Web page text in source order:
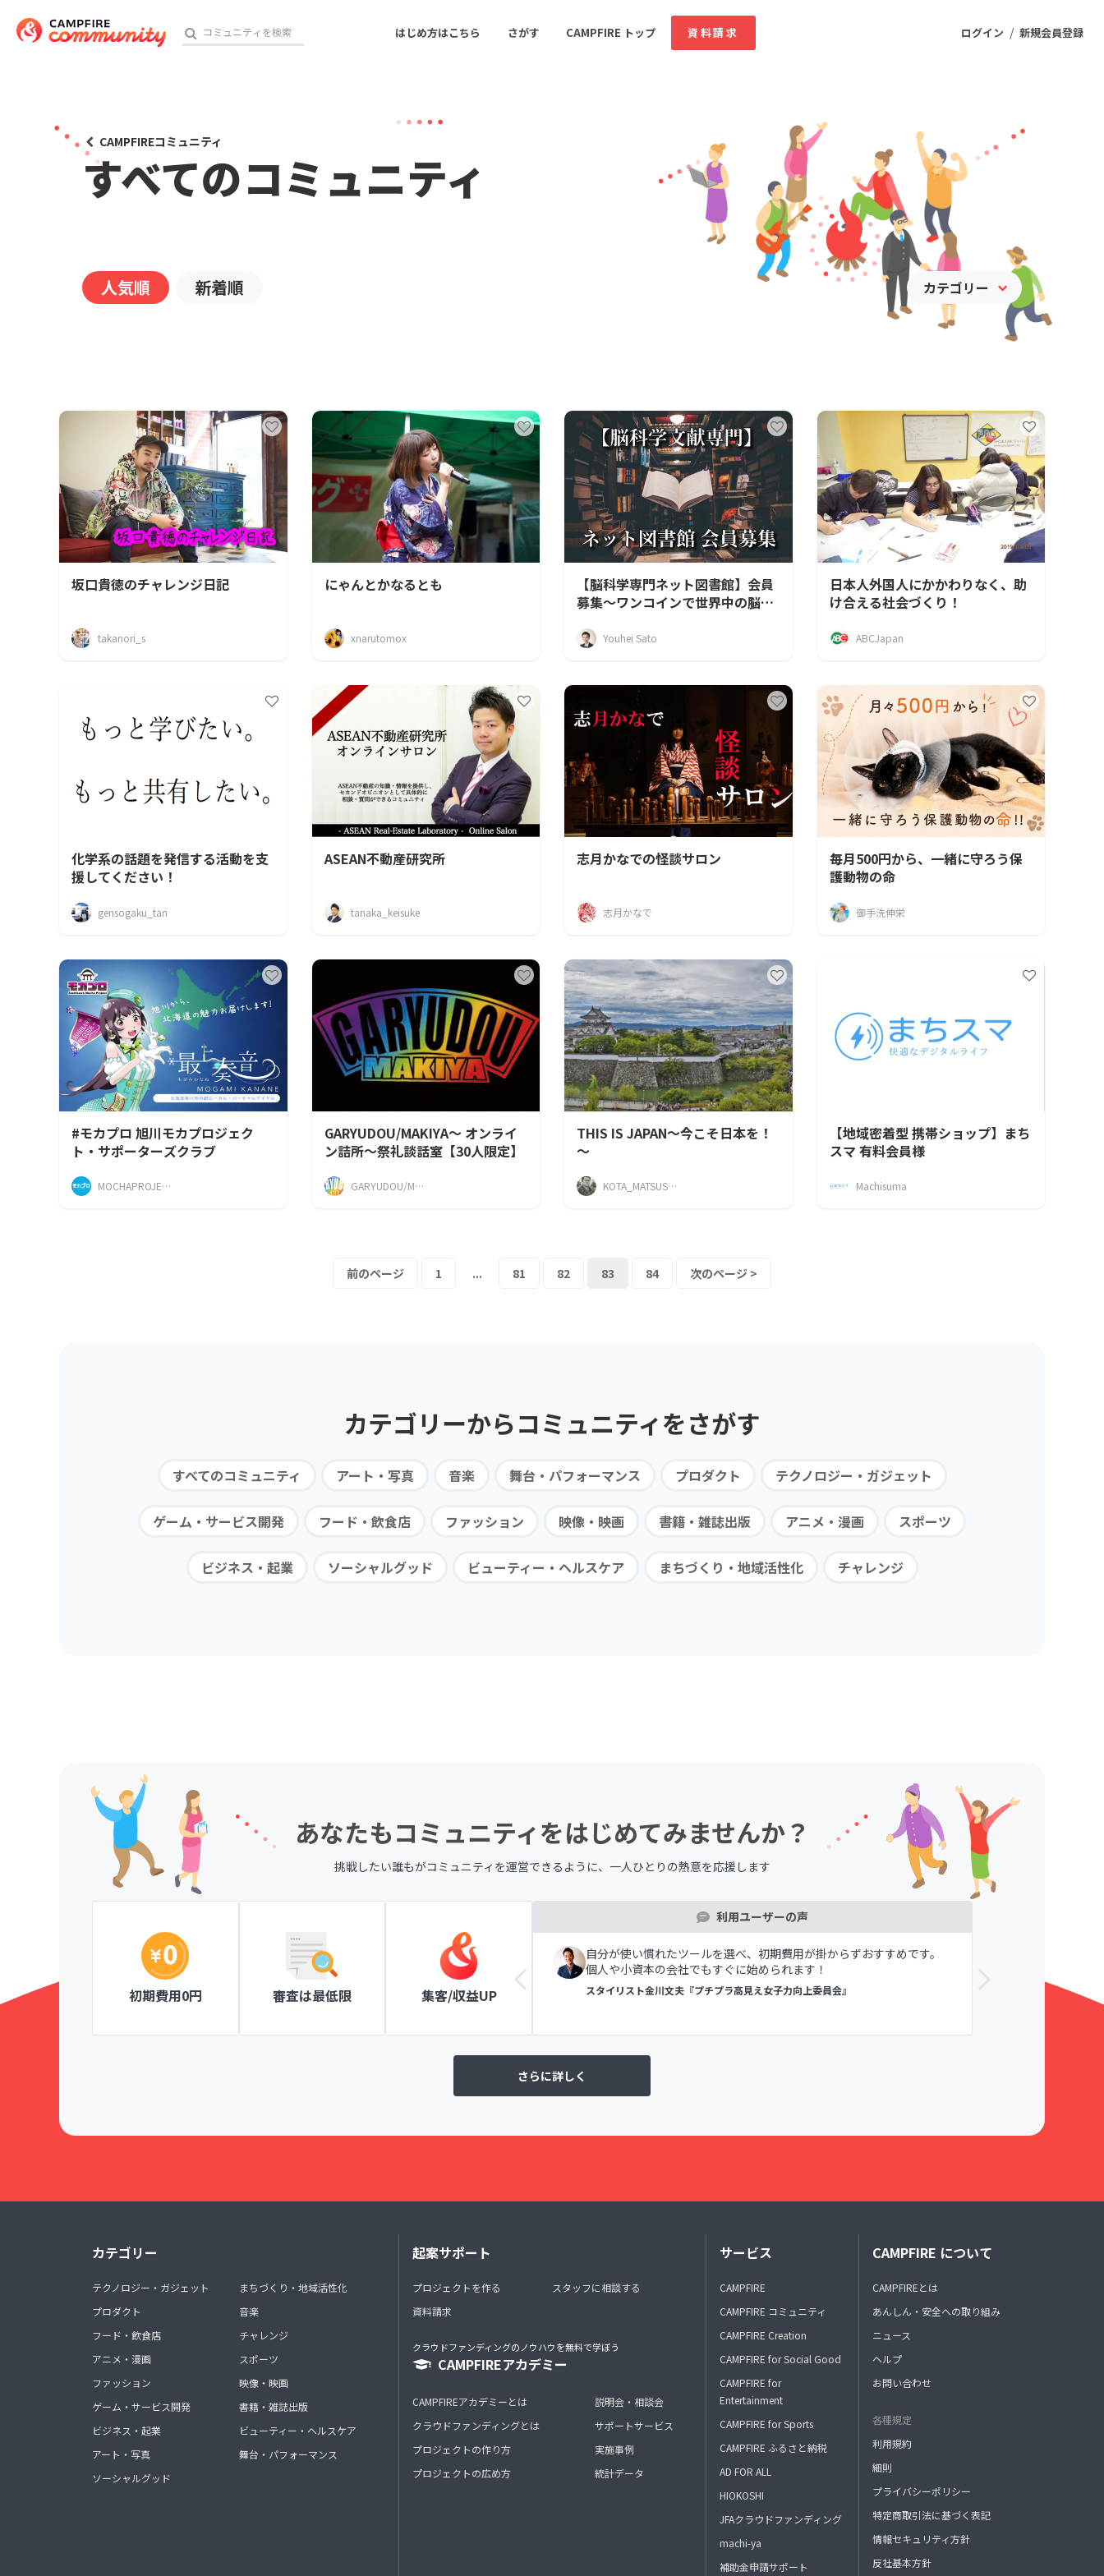
ログイン / 新規会員登録
はじめ方はこちら さがす CAMPFIRE トップ 資料請求
新着のコミュニティ
アート・写真 音楽 舞台・パフォーマンス
プロダクト
ファッション
スポーツ
ビジネス・起業
まちづくり・地域活性化
CAMPFIREコミュニティ
すべてのコミュニティ
カテゴリー
人気順 新着順
坂口貴徳のチャレンジ日記
takanori_s
にゃんとかなるとも
xnarutomox
【脳科学専門ネット図書館】会員
募集〜ワンコインで世界中の脳科
Youhei Sato
日本人外国人にかかわりなく、助
け合える社会づくり！
ABCJapan
化学系の話題を発信する活動を支
援してください！
gensogaku_tan
ASEAN不動産研究所
tanaka_keisuke
志月かなでの怪談サロン
志月かなで
毎月500円から、一緒に守ろう保
護動物の命
御手洗伸栄
#モカプロ 旭川モカプロジェク
ト・サポーターズクラブ
MOCHAPROJECT
GARYUDOU/MAKIYA〜 オンライ
ン詰所〜祭礼談話室【30人限定】
GARYUDOU/MAKIYA
THIS IS JAPAN～今こそ日本を！
～
KOTA_MATSUSAKA
【地域密着型 携帯ショップ】まち
スマ 有料会員様
Machisuma
前のページ 1 ... 81 82 83 84 次のページ >
カテゴリーからコミュニティをさがす
すべてのコミュニティ アート・写真 音楽 舞台・パフォーマンス プロダクト テクノロジー・ガジェット
ゲーム・サービス開発 フード・飲食店 ファッション 映像・映画 書籍・雑誌出版 アニメ・漫画 スポーツ
ビジネス・起業 ソーシャルグッド ビューティー・ヘルスケア まちづくり・地域活性化 チャレンジ
あなたもコミュニティをはじめてみませんか？
挑戦したい誰もがコミュニティを運営できるように、 一人ひとりの熱意を応援します
初期費用0円 審査は最低限 集客/収益UP
利用ユーザーの声
ページ作成が簡単な操作ででき、見やすいツールの表示で初めての方
にも安心です。
Knitty member's club ニッティメンバーズクラブ
自分が使い慣れたツールを選べ、初期費用が掛からずおすすめです。
個人や小資本の会社でもすぐに始められます！
スタイリスト金川文夫『プチプラ高見え女子力向上委員会』
すめしてます。
さらに詳しく
カテゴリー
テクノロジー・ガジェット
プロダクト
フード・飲食店
アニメ・漫画
ファッション
ゲーム・サービス開発
ビジネス・起業
アート・写真
ソーシャルグッド
まちづくり・地域活性化
音楽
チャレンジ
スポーツ
映像・映画
書籍・雑誌出版
ビューティー・ヘルスケア
舞台・パフォーマンス
起案サポート
プロジェクトを作る
資料請求
スタッフに相談する
クラウドファンディングのノウハウを無料で学ぼう
CAMPFIREアカデミー
CAMPFIREアカデミーとは
クラウドファンディングとは
プロジェクトの作り方
プロジェクトの広め方
説明会・相談会
サポートサービス
実施事例
統計データ
サービス
CAMPFIRE
CAMPFIRE コミュニティ
CAMPFIRE Creation
CAMPFIRE for Social Good
CAMPFIRE for
Entertainment
CAMPFIRE for Sports
CAMPFIRE ふるさと納税
AD FOR ALL
HIOKOSHI
JFAクラウドファンディング
machi-ya
補助金申請サポート
CAMPFIRE について
CAMPFIREとは
あんしん・安全への取り組み
ニュース
ヘルプ
お問い合わせ
各種規定
利用規約
細則
プライバシーポリシー
特定商取引法に基づく表記
情報セキュリティ方針
反社基本方針